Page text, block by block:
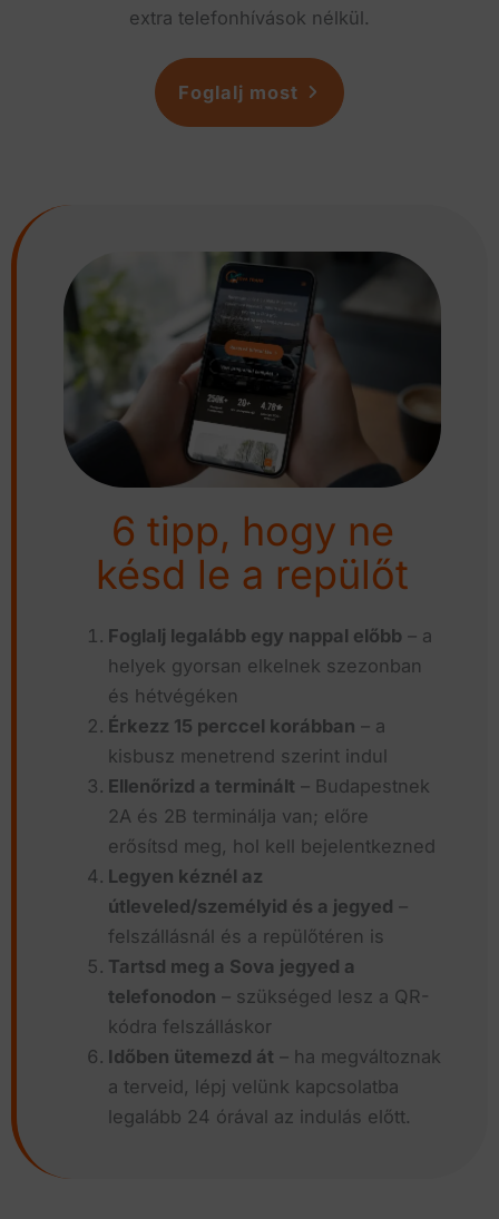
extra telefonhívások nélkül.
Foglalj most
6 tipp, hogy ne
késd le a repülőt
Foglalj legalább egy nappal előbb – a
helyek gyorsan elkelnek szezonban
és hétvégéken
Érkezz 15 perccel korábban – a
kisbusz menetrend szerint indul
Ellenőrizd a terminált – Budapestnek
2A és 2B terminálja van; előre
erősítsd meg, hol kell bejelentkezned
Legyen kéznél az
útleveled/személyid és a jegyed –
felszállásnál és a repülőtéren is
Tartsd meg a Sova jegyed a
telefonodon – szükséged lesz a QR-
kódra felszálláskor
Időben ütemezd át – ha megváltoznak
a terveid, lépj velünk kapcsolatba
legalább 24 órával az indulás előtt.